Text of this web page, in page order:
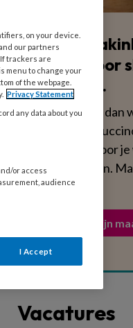
Blijf
scherp voor
per week.
Dat is minder dan
aan een
voedzamer voor
verplichtingen.
opzegbaar.
Activeer mijn
Vacatures
on your device.
our partners
trackers are
menu to change your
of the webpage.
Privacy Statement
any data about you
or access
audience
I Accept